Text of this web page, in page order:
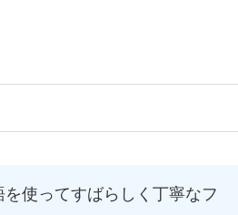
使ってすばらしく丁寧なフ